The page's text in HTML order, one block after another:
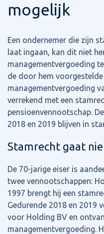
mogelijk
Een ondernemer die zijn
laat ingaan, kan dit niet
managementvergoeding
de door hem
managementvergoeding
verrekend met een
pensioenvennootschap.
2018 en 2019 blijven in
Stamrecht gaat
De 70-jarige eiser is
twee vennootschappen:
1997 brengt hij een
Gedurende 2018 en 2019
voor Holding BV en
managementvergoeding.